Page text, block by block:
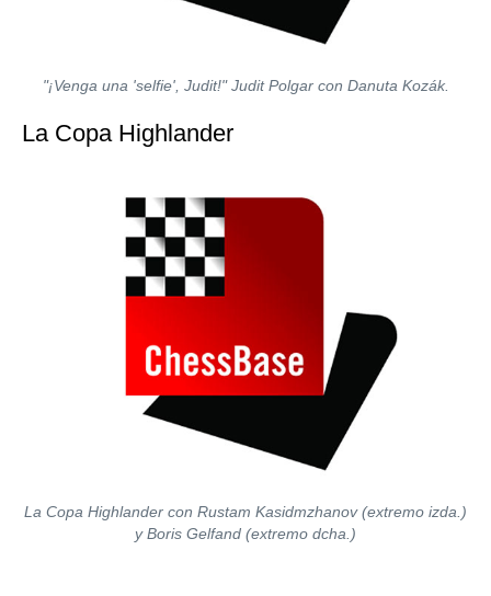
"¡Venga una 'selfie', Judit!" Judit Polgar con Danuta Kozák.
La Copa Highlander
La Copa Highlander con Rustam Kasidmzhanov (extremo izda.)
y Boris Gelfand (extremo dcha.)